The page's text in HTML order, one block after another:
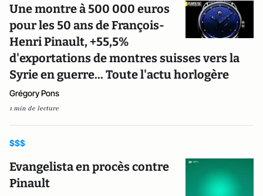
Une montre à 500 000 euros
pour les 50 ans de François-
Henri Pinault, +55,5%
d'exportations de montres suisses vers la
Syrie en guerre... Toute l'actu horlogère
Grégory Pons
1 min de lecture
$$$
Evangelista en procès contre
Pinault